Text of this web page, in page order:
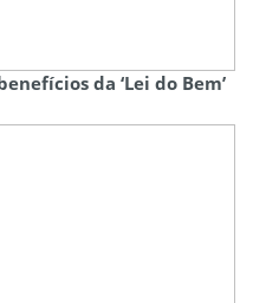
da ‘Lei do Bem’